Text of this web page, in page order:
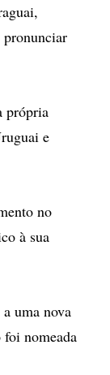
própria
e
no
à sua
uma nova
foi nomeada